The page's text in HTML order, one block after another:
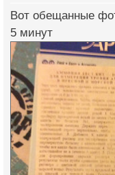
Вот обещанные
5 минут